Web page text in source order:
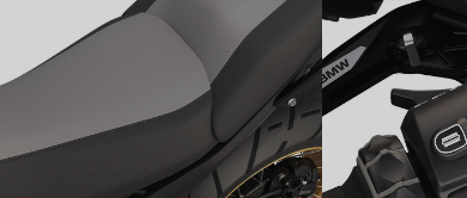
Стильний зовнішній вигляд:
золоті диски з
перехресними спицями
Покращена
радар